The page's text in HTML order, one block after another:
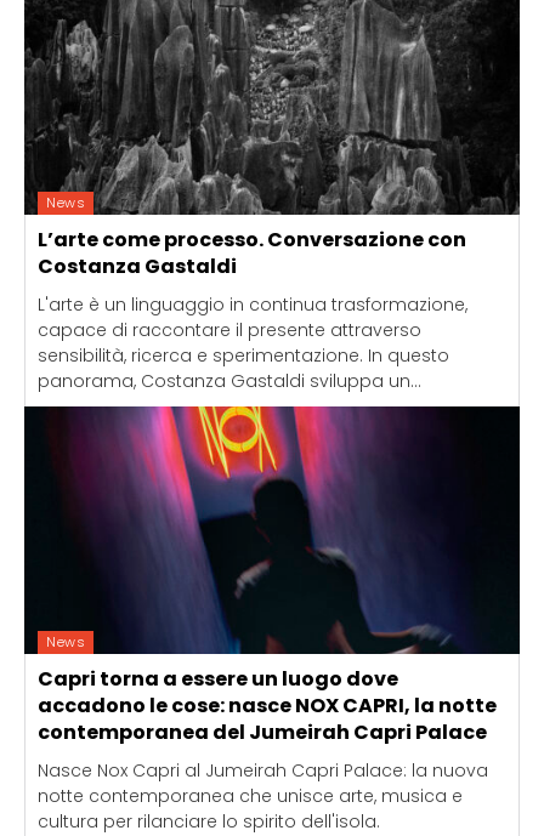
News
L’arte come processo. Conversazione con
Costanza Gastaldi
L'arte è un linguaggio in continua trasformazione,
capace di raccontare il presente attraverso
sensibilità, ricerca e sperimentazione. In questo
panorama, Costanza Gastaldi sviluppa un...
News
Capri torna a essere un luogo dove
accadono le cose: nasce NOX CAPRI, la notte
contemporanea del Jumeirah Capri Palace
Nasce Nox Capri al Jumeirah Capri Palace: la nuova
notte contemporanea che unisce arte, musica e
cultura per rilanciare lo spirito dell'isola.